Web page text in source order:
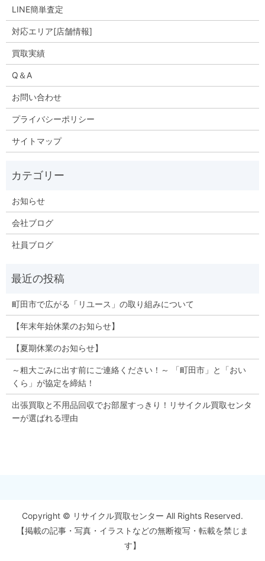
LINE簡単査定
対応エリア[店舗情報]
買取実績
Q＆A
お問い合わせ
プライバシーポリシー
サイトマップ
お知らせ
会社ブログ
社員ブログ
町田市で広がる「リユース」の取り組みについて
【年末年始休業のお知らせ】
【夏期休業のお知らせ】
～粗大ごみに出す前にご連絡ください！～ 「町田市」と「おい
くら」が協定を締結！
出張買取と不用品回収でお部屋すっきり！リサイクル買取センタ
ーが選ばれる理由
Copyright © リサイクル買取センター All Rights Reserved.
【掲載の記事・写真・イラストなどの無断複写・転載を禁じま
す】